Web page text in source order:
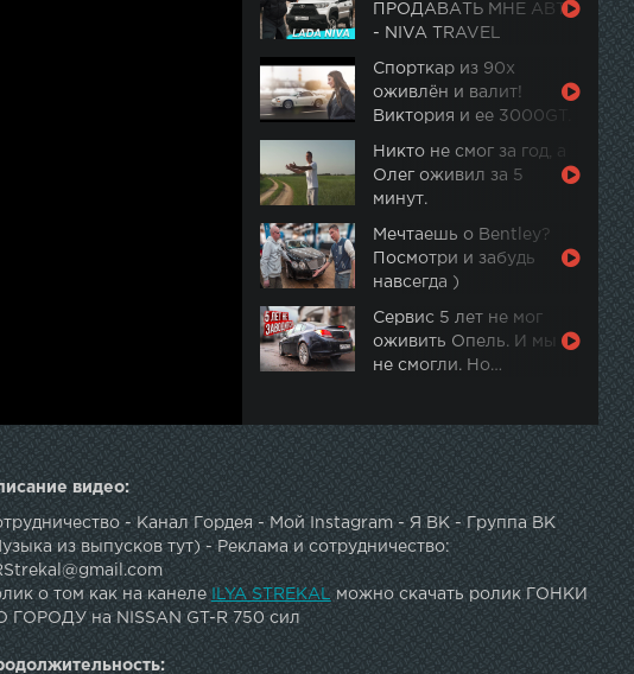
ПРОДАВАТЬ МНЕ АВТО
- NIVA TRAVEL
Спорткар из 90х
оживлён и валит!
Виктория и ее 3000GT.
Никто не смог за год, а
Олег оживил за 5
минут.
Мечтаешь о Bentley?
Посмотри и забудь
навсегда )
Сервис 5 лет не мог
оживить Опель. И мы
не смогли. Но…
видео:
- Канал Гордея - Мой Instagram - Я ВК - Группа ВК
из выпусков тут) - Реклама и сотрудничество:
о том как на канелеILYA STREKAL
можно скачать ролик ГОНКИ
ГОРОДУ на NISSAN GT-R 750 сил